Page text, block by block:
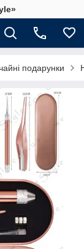
подарунки